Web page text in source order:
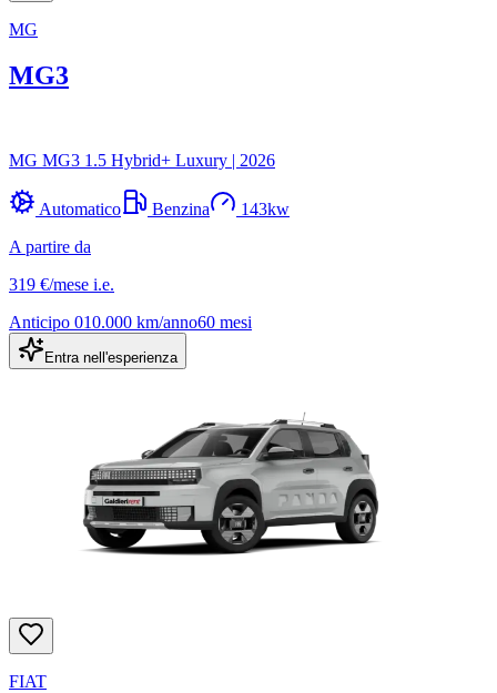
MG
MG3
MG MG3 1.5 Hybrid+ Luxury | 2026
Automatico Benzina 143kw
A partire da
319 €/mese i.e.
Anticipo 010.000 km/anno60 mesi
Entra nell'esperienza
FIAT